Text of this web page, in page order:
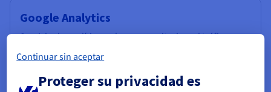
Google Analytics
Servicio de analítica web para monitorizar el tráfico en
Continuar sin aceptar
Proteger su privacidad es